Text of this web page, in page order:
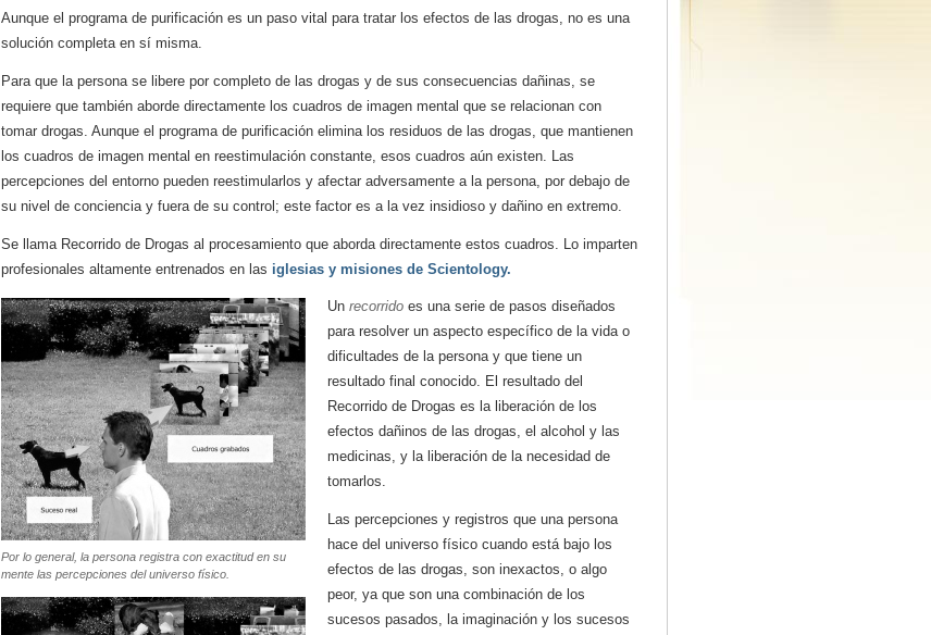
Aunque el programa de purificación es un paso vital para tratar los efectos de las drogas, no es una
solución completa en sí misma.
Para que la persona se libere por completo de las drogas y de sus consecuencias dañinas, se
requiere que también aborde directamente los cuadros de imagen mental que se relacionan con
tomar drogas. Aunque el programa de purificación elimina los residuos de las drogas, que mantienen
los cuadros de imagen mental en reestimulación constante, esos cuadros aún existen. Las
percepciones del entorno pueden reestimularlos y afectar adversamente a la persona, por debajo de
su nivel de conciencia y fuera de su control; este factor es a la vez insidioso y dañino en extremo.
Se llama Recorrido de Drogas al procesamiento que aborda directamente estos cuadros. Lo imparten
profesionales altamente entrenados en las iglesias y misiones de Scientology.
Por lo general, la persona registra con exactitud en su
mente las percepciones del universo físico.
Un recorrido es una serie de pasos diseñados
para resolver un aspecto específico de la vida o
dificultades de la persona y que tiene un
resultado final conocido. El resultado del
Recorrido de Drogas es la liberación de los
efectos dañinos de las drogas, el alcohol y las
medicinas, y la liberación de la necesidad de
tomarlos.
Las percepciones y registros que una persona
hace del universo físico cuando está bajo los
efectos de las drogas, son inexactos, o algo
peor, ya que son una combinación de los
sucesos pasados, la imaginación y los sucesos